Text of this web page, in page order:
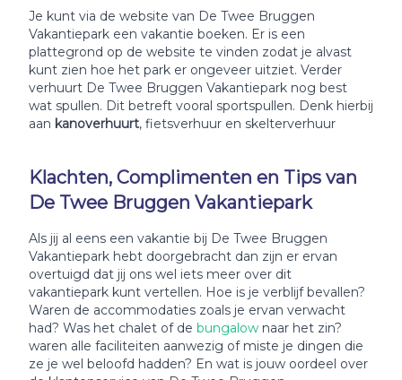
Je kunt via de website van De Twee Bruggen
Vakantiepark een vakantie boeken. Er is een
plattegrond op de website te vinden zodat je alvast
kunt zien hoe het park er ongeveer uitziet. Verder
verhuurt De Twee Bruggen Vakantiepark nog best
wat spullen. Dit betreft vooral sportspullen. Denk hierbij
aan kanoverhuurt, fietsverhuur en skelterverhuur
Klachten, Complimenten en Tips van
De Twee Bruggen Vakantiepark
Als jij al eens een vakantie bij De Twee Bruggen
Vakantiepark hebt doorgebracht dan zijn er ervan
overtuigd dat jij ons wel iets meer over dit
vakantiepark kunt vertellen. Hoe is je verblijf bevallen?
Waren de accommodaties zoals je ervan verwacht
had? Was het chalet of de bungalow naar het zin?
waren alle faciliteiten aanwezig of miste je dingen die
ze je wel beloofd hadden? En wat is jouw oordeel over